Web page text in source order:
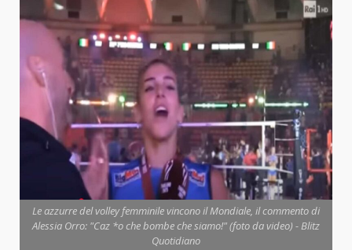
Le azzurre del volley femminile vincono il Mondiale, il commento di
Alessia Orro: "Caz *o che bombe che siamo!" (foto da video) - Blitz
Quotidiano